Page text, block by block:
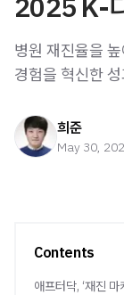
병원 재진율을
경험을 혁신한
희준
May 30,
Contents
애프터닥, ‘재진